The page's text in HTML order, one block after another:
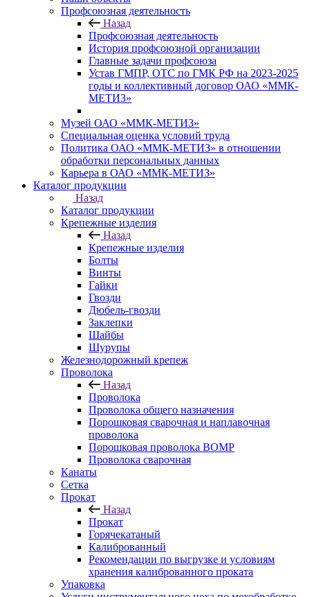
Профсоюзная деятельность
Назад
Профсоюзная деятельность
История профсоюзной организации
Главные задачи профсоюза
Устав ГМПР, ОТС по ГМК РФ на 2023-2025
годы и коллективный договор ОАО «ММК-
МЕТИЗ»
Музей ОАО «ММК-МЕТИЗ»
Специальная оценка условий труда
Политика ОАО «ММК-МЕТИЗ» в отношении
обработки персональных данных
Карьера в ОАО «ММК-МЕТИЗ»
Каталог продукции
Назад
Каталог продукции
Крепежные изделия
Назад
Крепежные изделия
Болты
Винты
Гайки
Гвозди
Дюбель-гвозди
Заклепки
Шайбы
Шурупы
Железнодорожный крепеж
Проволока
Назад
Проволока
Проволока общего назначения
Порошковая сварочная и наплавочная
проволока
Порошковая проволока ВОМР
Проволока сварочная
Канаты
Сетка
Прокат
Назад
Прокат
Горячекатаный
Калиброванный
Рекомендации по выгрузке и условиям
хранения калиброванного проката
Упаковка